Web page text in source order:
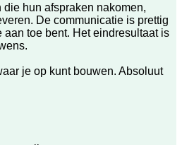
hun afspraken nakomen,
De communicatie is prettig
toe bent. Het eindresultaat is
je op kunt bouwen. Absoluut